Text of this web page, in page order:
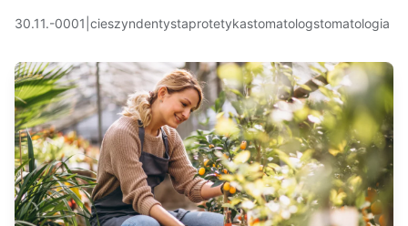
30.11.-0001 cieszyndentystaprotetykastomatologstomatologia